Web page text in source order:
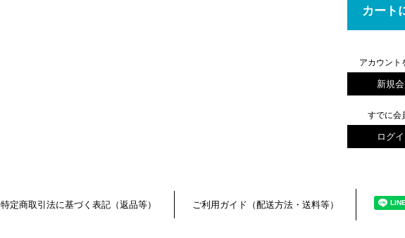
カート
アカウント
新規
すでに会
ログ
特定商取引法に基づく表記（返品等） ご利用ガイド（配送方法・送料等）